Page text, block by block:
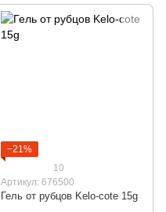
−21%
10
Артикул: 676500
Гель от рубцов Kelo-cote 15g